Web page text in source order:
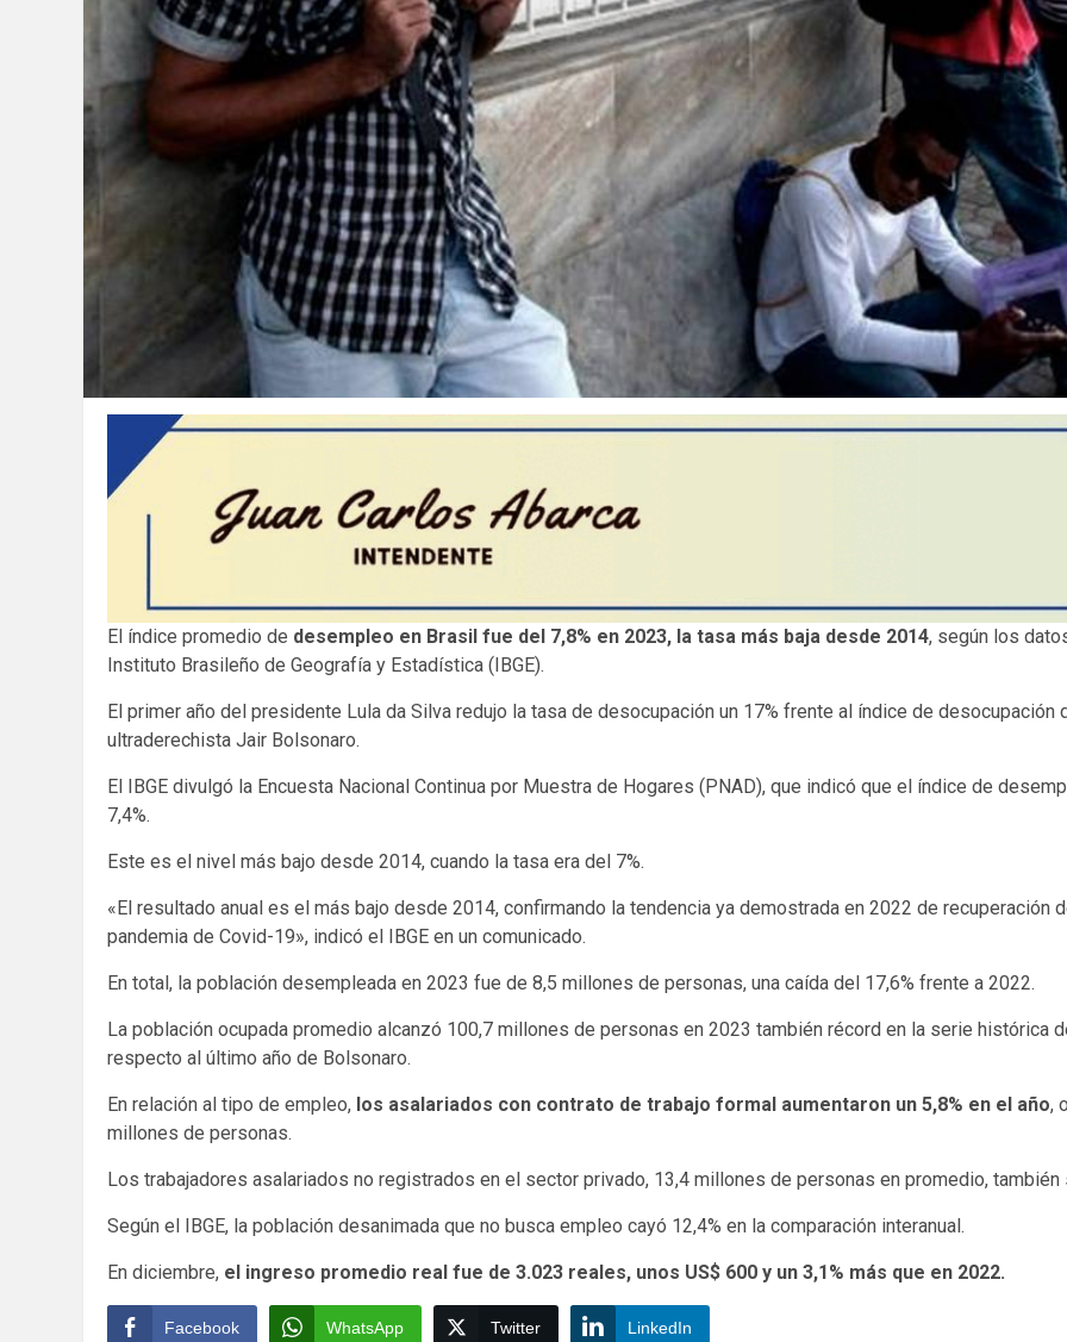
El índice promedio de desempleo en Brasil fue del 7,8% en 2023, la tasa más baja desde 2014, según los
Instituto Brasileño de Geografía y Estadística (IBGE).
El primer año del presidente Lula da Silva redujo la tasa de desocupación un 17% frente al índice de
ultraderechista Jair Bolsonaro.
El IBGE divulgó la Encuesta Nacional Continua por Muestra de Hogares (PNAD), que indicó que el índice de
7,4%.
Este es el nivel más bajo desde 2014, cuando la tasa era del 7%.
«El resultado anual es el más bajo desde 2014, confirmando la tendencia ya demostrada en 2022 de recuperación
pandemia de Covid-19», indicó el IBGE en un comunicado.
En total, la población desempleada en 2023 fue de 8,5 millones de personas, una caída del 17,6% frente a 2022.
La población ocupada promedio alcanzó 100,7 millones de personas en 2023 también récord en la serie histórica
respecto al último año de Bolsonaro.
En relación al tipo de empleo, los asalariados con contrato de trabajo formal aumentaron un 5,8% en el año,
millones de personas.
Los trabajadores asalariados no registrados en el sector privado, 13,4 millones de personas en promedio, también
Según el IBGE, la población desanimada que no busca empleo cayó 12,4% en la comparación interanual.
En diciembre, el ingreso promedio real fue de 3.023 reales, unos US$ 600 y un 3,1% más que en 2022.
Facebook WhatsApp Twitter LinkedIn